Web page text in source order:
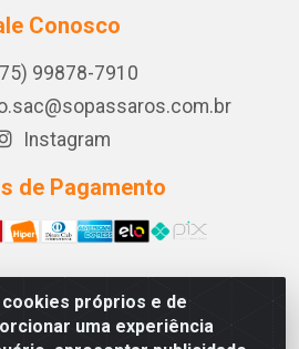
próprios e de
uma experiência
Conosco
99878-7910
Instagram
de Pagamento
DELEZZOTTE LTDA - RODOVIA BA
ITABERABA/BA - CEP 46.880-